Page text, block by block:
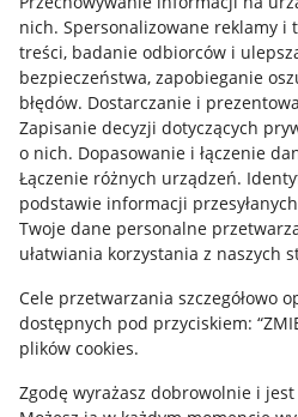
nich. Spersonalizowane reklamy i
treści, badanie odbiorców i
bezpieczeństwa, zapobieganie
błędów. Dostarczanie i
Zapisanie decyzji dotyczących
o nich. Dopasowanie i łączenie
Łączenie różnych urządzeń.
podstawie informacji
Twoje dane personalne
ułatwiania korzystania z naszych
Cele przetwarzania szczegółowo
dostępnych pod przyciskiem:
plików cookies.
Zgodę wyrażasz dobrowolnie i
Informacje prawne
Regulamin
Polityka plików "cookies"
Ustawienia plików "cookies"
Udostępnianie lokalizacji
Informacje dla Aktu o Usługach
Pobierz aplikację